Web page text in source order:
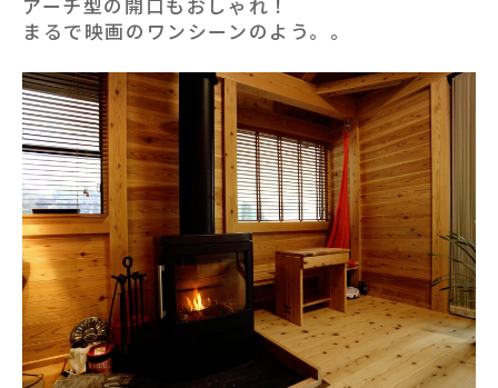
まるで映画のワンシーンのよう。。